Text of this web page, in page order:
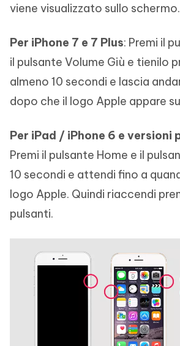
viene visualizzato sullo schermo.
Per iPhone 7 e 7 Plus: Premi il
il pulsante Volume Giù e tienilo
almeno 10 secondi e lascia
dopo che il logo Apple appare
Per iPad / iPhone 6 e versioni
Premi il pulsante Home e il
10 secondi e attendi fino a
logo Apple. Quindi riaccendi
pulsanti.